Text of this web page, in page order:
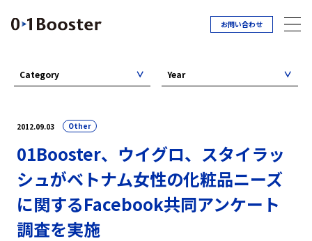
お問い合わせ
2012.09.03 Other
01Booster、ウイグロ、スタイラッ
シュがベトナム女性の化粧品ニーズ
に関するFacebook共同アンケート
調査を実施
Category Year